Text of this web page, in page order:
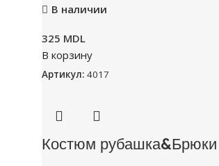
В наличии
325 MDL
В корзину
Артикул: 4017
Костюм рубашка&Брюки